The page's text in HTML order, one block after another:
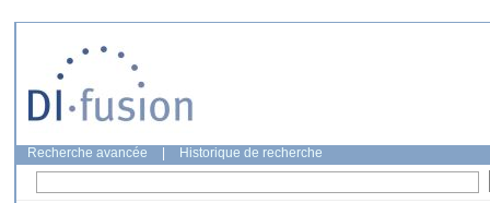
Recherche avancée Historique de recherche